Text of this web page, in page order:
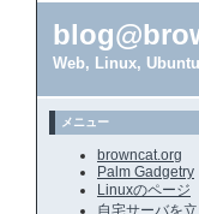
Web, Linux,
メニュー
browncat.org
Palm Gadgetry
Linuxのページ
自宅サーバを